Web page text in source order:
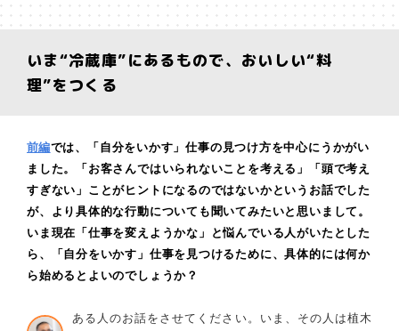
いま“冷蔵庫”にあるもので、おいしい“料
理”をつくる
前編では、「自分をいかす」仕事の見つけ方を中心にうかがい
ました。「お客さんではいられないことを考える」「頭で考え
すぎない」ことがヒントになるのではないかというお話でした
が、より具体的な行動についても聞いてみたいと思いまして。
いま現在「仕事を変えようかな」と悩んでいる人がいたとした
ら、「自分をいかす」仕事を見つけるために、具体的には何か
ら始めるとよいのでしょうか？
ある人のお話をさせてください。いま、その人は植木